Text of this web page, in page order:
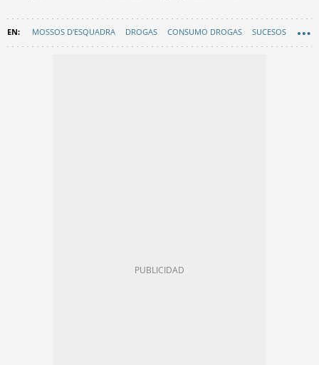
MOSSOS D'ESQUADRA DROGAS CONSUMO DROGAS SUCESOS